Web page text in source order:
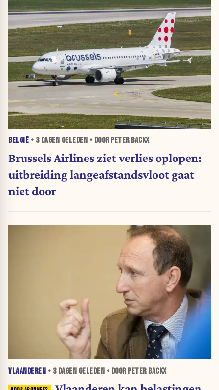
BELGIË • 3 DAGEN GELEDEN • DOOR PETER BACKX
Brussels Airlines ziet verlies oplopen:
uitbreiding langeafstandsvloot gaat
niet door
VLAANDEREN • 3 DAGEN GELEDEN • DOOR PETER BACKX